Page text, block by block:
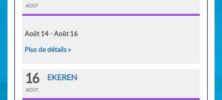
AOÛT
Août 14 - Août 16
Plus de détails »
16
AOÛT
EKEREN